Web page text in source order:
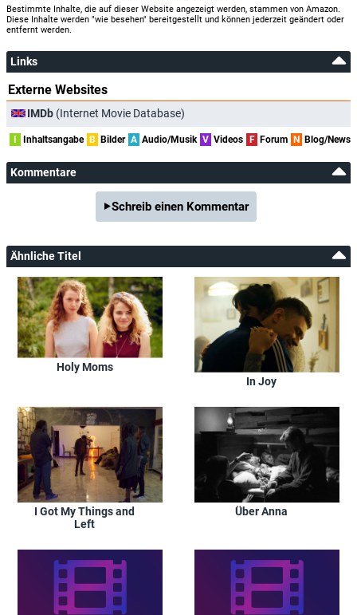
Bestimmte Inhalte, die auf dieser Website angezeigt werden, stammen von Amazon.
Diese Inhalte werden "wie besehen" bereitgestellt und können jederzeit geändert oder
entfernt werden.
Links
Externe Websites
IMDb (Internet Movie Database)
I Inhaltsangabe B Bilder A Audio/Musik V Videos F Forum N Blog/News
Kommentare
Schreib einen Kommentar
Ähnliche Titel
Holy Moms
In Joy
I Got My Things and
Left
Über Anna